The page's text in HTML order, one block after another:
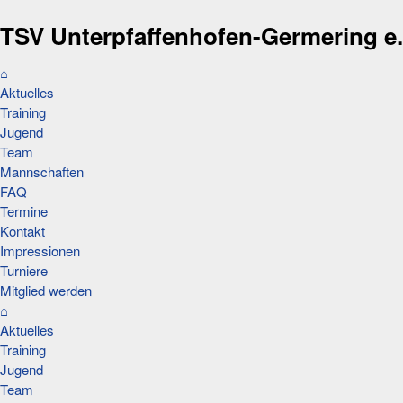
TSV Unterpfaffenhofen-Germering
⌂
Aktuelles
Training
Jugend
Team
Mannschaften
FAQ
Termine
Kontakt
Impressionen
Turniere
Mitglied werden
⌂
Aktuelles
Training
Jugend
Team